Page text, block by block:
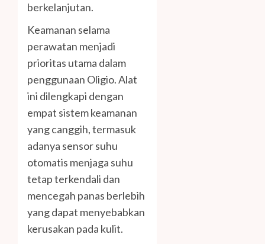
berkelanjutan.
Keamanan selama
perawatan menjadi
prioritas utama dalam
penggunaan Oligio. Alat
ini dilengkapi dengan
empat sistem keamanan
yang canggih, termasuk
adanya sensor suhu
otomatis menjaga suhu
tetap terkendali dan
mencegah panas berlebih
yang dapat menyebabkan
kerusakan pada kulit.